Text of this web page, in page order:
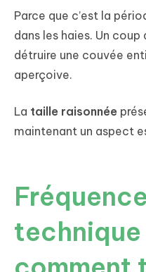
Parce que c’est la
dans les haies. Un
détruire une couvée
aperçoive.
La taille raisonnée
maintenant un aspect